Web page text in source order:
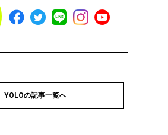
YOLOの記事一覧へ